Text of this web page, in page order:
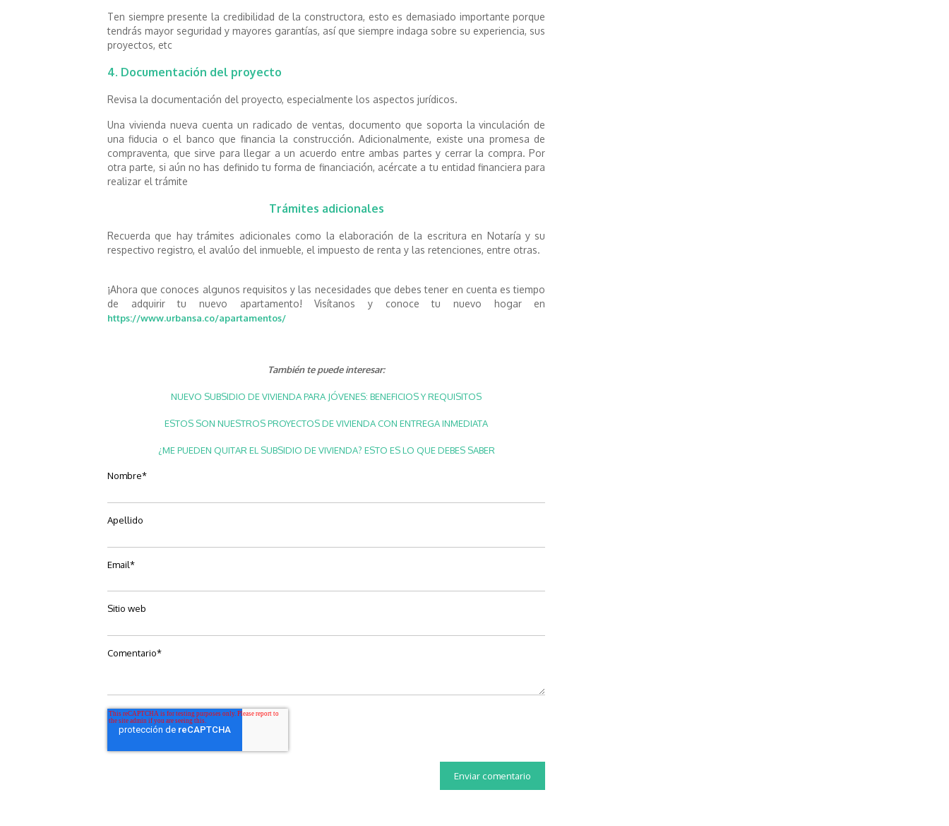
Ten siempre presente la credibilidad de la constructora, esto es demasiado importante porque
tendrás mayor seguridad y mayores garantías, así que siempre indaga sobre su experiencia, sus
proyectos, etc
4. Documentación del proyecto
Revisa la documentación del proyecto, especialmente los aspectos jurídicos.
Una vivienda nueva cuenta un radicado de ventas, documento que soporta la vinculación de
una fiducia o el banco que financia la construcción. Adicionalmente, existe una promesa de
compraventa, que sirve para llegar a un acuerdo entre ambas partes y cerrar la compra. Por
otra parte, si aún no has definido tu forma de financiación, acércate a tu entidad financiera para
realizar el trámite
Trámites adicionales
Recuerda que hay trámites adicionales como la elaboración de la escritura en Notaría y su
respectivo registro, el avalúo del inmueble, el impuesto de renta y las retenciones, entre otras.
¡Ahora que conoces algunos requisitos y las necesidades que debes tener en cuenta es tiempo
de adquirir tu nuevo apartamento! Visítanos y conoce tu nuevo hogar en
https://www.urbansa.co/apartamentos/
También te puede interesar:
NUEVO SUBSIDIO DE VIVIENDA PARA JÓVENES: BENEFICIOS Y REQUISITOS
ESTOS SON NUESTROS PROYECTOS DE VIVIENDA CON ENTREGA INMEDIATA
¿ME PUEDEN QUITAR EL SUBSIDIO DE VIVIENDA? ESTO ES LO QUE DEBES SABER
Nombre*
Apellido
Email*
Sitio web
Comentario*